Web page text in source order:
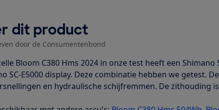
dit product
door de Consumentenbond
Bloom C380 Hms 2024 in onze test heeft een
SC-E5000 display. Deze combinatie hebben we getest.
en hydraulische schijfremmen. De zithouding